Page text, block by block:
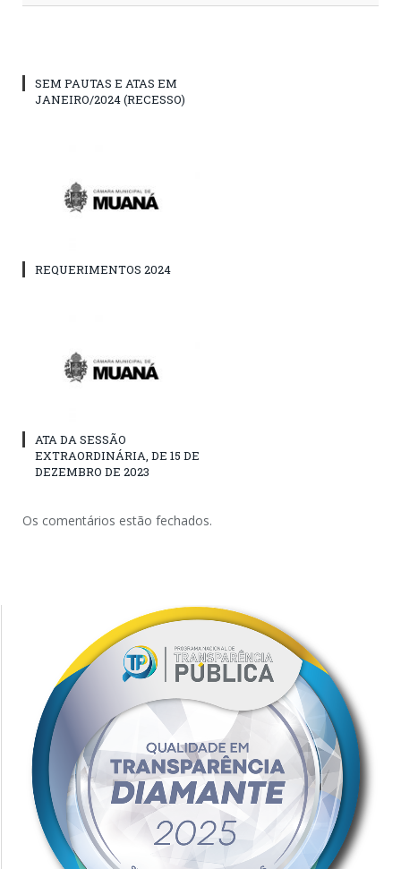
SEM PAUTAS E ATAS EM
JANEIRO/2024 (RECESSO)
REQUERIMENTOS 2024
ATA DA SESSÃO
EXTRAORDINÁRIA, DE 15 DE
DEZEMBRO DE 2023
Os comentários estão fechados.